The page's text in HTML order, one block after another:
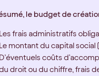
le budget de
frais administratifs
montant du capital social
coûts
droit ou du chiffre, frais